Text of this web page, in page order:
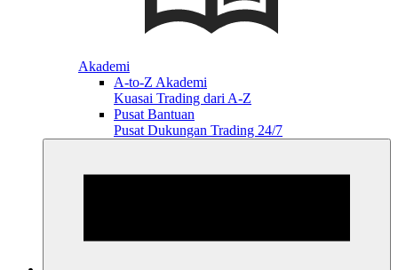
Akademi
A-to-Z Akademi
Kuasai Trading dari A-Z
Pusat Bantuan
Pusat Dukungan Trading 24/7